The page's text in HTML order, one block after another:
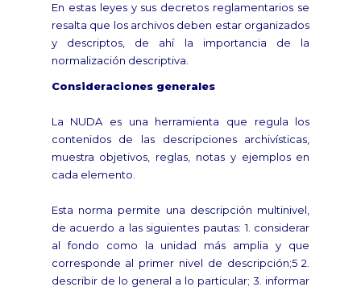
En estas leyes y sus decretos reglamentarios se
resalta que los archivos deben estar organizados
y descriptos, de ahí la importancia de la
normalización descriptiva.
Consideraciones generales
La NUDA es una herramienta que regula los
contenidos de las descripciones archivísticas,
muestra objetivos, reglas, notas y ejemplos en
cada elemento.
Esta norma permite una descripción multinivel,
de acuerdo a las siguientes pautas: 1. considerar
al fondo como la unidad más amplia y que
corresponde al primer nivel de descripción;5 2.
describir de lo general a lo particular; 3. informar